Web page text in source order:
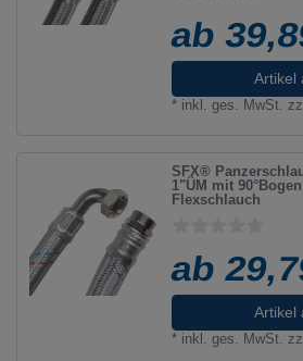
ab
Artikel
* inkl. ges. MwSt.
SFX®
1"ÜM mit
Flexschlauch
ab
Artikel
* inkl. ges. MwSt.